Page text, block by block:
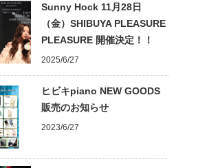
Sunny Hock 11月28日
（金）SHIBUYA PLEASURE
PLEASURE 開催決定！！
2025/6/27
ヒビキpiano NEW GOODS
販売のお知らせ
2023/6/27